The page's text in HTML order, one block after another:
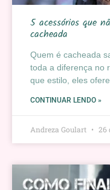
5 acessórios que
cacheada
Quem é cacheada
toda a diferença no
que estilo, eles
CONTINUAR LENDO »
Andreza Goulart 26